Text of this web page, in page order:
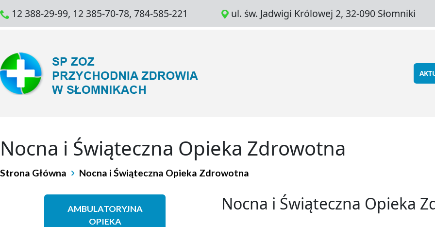
12 388-29-99, 12 385-70-78, 784-585-221 ul. św. Jadwigi Królowej 2, 32-090 Słomniki
Nocna i Świąteczna Opieka Zdrowotna
Strona Główna Nocna i Świąteczna Opieka Zdrowotna
AMBULATORYJNA
OPIEKA
Nocna i Świąteczna Opieka